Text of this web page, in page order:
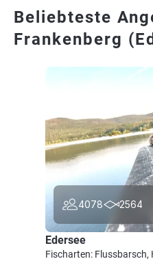
Beliebteste
Frankenberg
4078 2564
Edersee
Fischarten: Flussbarsch,